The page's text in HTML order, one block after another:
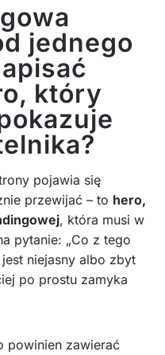
jednego
który
pojawia się
przewijać – to hero,
, która musi w
pytanie: „Co z tego
jest niejasny albo zbyt
po prostu zamyka
powinien zawierać